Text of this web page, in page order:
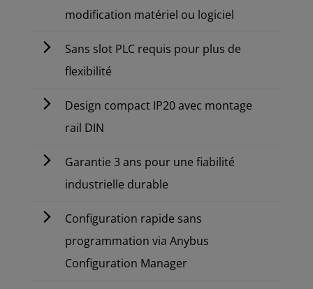
modification matériel ou logiciel
Sans slot PLC requis pour plus de
flexibilité
Design compact IP20 avec montage
rail DIN
Garantie 3 ans pour une fiabilité
industrielle durable
Configuration rapide sans
programmation via Anybus
Configuration Manager